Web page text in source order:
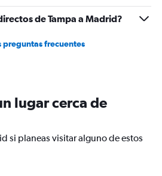
de Tampa a Madrid?
preguntas frecuentes
lugar cerca de
si planeas visitar alguno de estos